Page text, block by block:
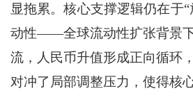
显拖累。核心支撑逻辑仍在于
动性——全球流动性扩张背景
流，人民币升值形成正向循环
对冲了局部调整压力，使得核